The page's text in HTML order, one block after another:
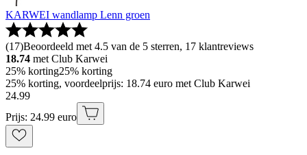
KARWEI wandlamp Lenn groen
(17)Beoordeeld met 4.5 van de 5 sterren, 17 klantreviews
18.74 met Club Karwei
25% korting25% korting
25% korting, voordeelprijs: 18.74 euro met Club Karwei
24.99
Prijs: 24.99 euro